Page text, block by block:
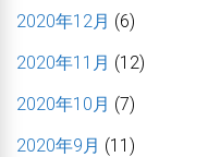
2020年12月 (6)
2020年11月 (12)
2020年10月 (7)
2020年9月 (11)